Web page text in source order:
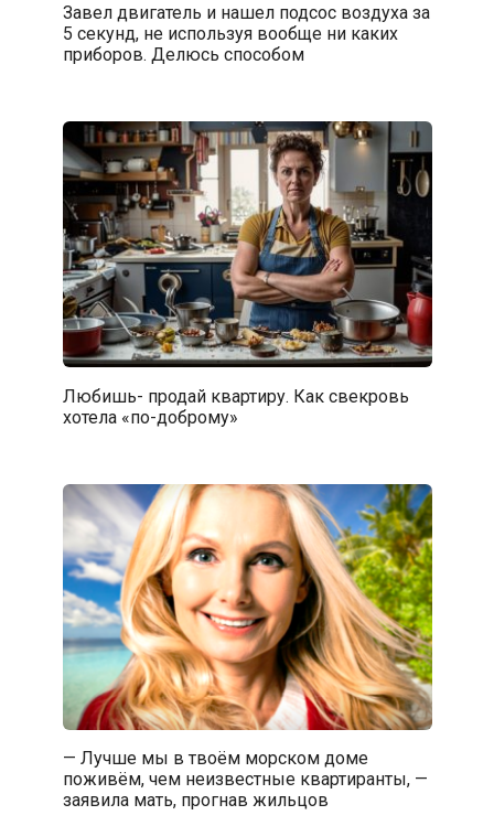
Завел двигатель и нашел подсос воздуха за
5 секунд, не используя вообще ни каких
приборов. Делюсь способом
Любишь- продай квартиру. Как свекровь
хотела «по-доброму»
— Лучше мы в твоём морском доме
поживём, чем неизвестные квартиранты, —
заявила мать, прогнав жильцов